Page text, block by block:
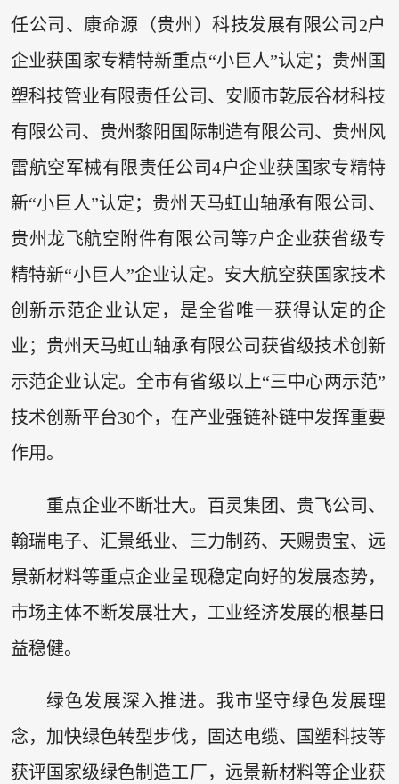
任公司、康命源（贵州）科技发展有限公司2户
企业获国家专精特新重点“小巨人”认定；贵州国
塑科技管业有限责任公司、安顺市乾辰谷材科技
有限公司、贵州黎阳国际制造有限公司、贵州风
雷航空军械有限责任公司4户企业获国家专精特
新“小巨人”认定；贵州天马虹山轴承有限公司、
贵州龙飞航空附件有限公司等7户企业获省级专
精特新“小巨人”企业认定。安大航空获国家技术
创新示范企业认定，是全省唯一获得认定的企
业；贵州天马虹山轴承有限公司获省级技术创新
示范企业认定。全市有省级以上“三中心两示范”
技术创新平台30个，在产业强链补链中发挥重要
作用。
重点企业不断壮大。百灵集团、贵飞公司、
翰瑞电子、汇景纸业、三力制药、天赐贵宝、远
景新材料等重点企业呈现稳定向好的发展态势，
市场主体不断发展壮大，工业经济发展的根基日
益稳健。
绿色发展深入推进。我市坚守绿色发展理
念，加快绿色转型步伐，固达电缆、国塑科技等
获评国家级绿色制造工厂，远景新材料等企业获